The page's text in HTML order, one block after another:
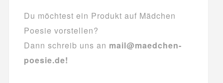
Du möchtest ein Produkt auf Mädchen
Poesie vorstellen?
Dann schreib uns an mail@maedchen-
poesie.de!